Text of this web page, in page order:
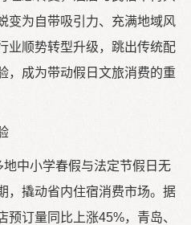
变为自带吸引力、充满地域风
业顺势转型升级，跳出传统配
，成为带动假日文旅消费的重
地中小学春假与法定节假日无
，撬动省内住宿消费市场。据
订量同比上涨45%，青岛、